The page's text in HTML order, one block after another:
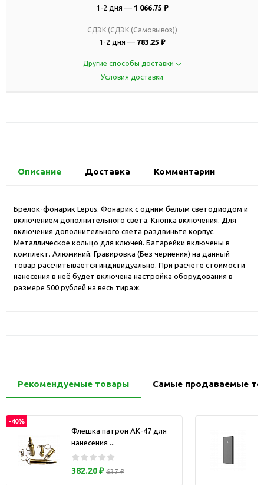
1-2 дня — 1 066.75 ₽
СДЭК (СДЭК (Самовывоз))
1-2 дня — 783.25 ₽
Другие способы доставки
Условия доставки
Описание Доставка Комментарии
Брелок-фонарик Lepus. Фонарик с одним белым светодиодом и
включением дополнительного света. Кнопка включения. Для
включения дополнительного света раздвиньте корпус.
Металлическое кольцо для ключей. Батарейки включены в
комплект. Алюминий. Гравировка (Без чернения) на данный
товар рассчитывается индивидуально. При расчете стоимости
нанесения в неё будет включена настройка оборудования в
размере 500 рублей на весь тираж.
Рекомендуемые товары Самые продаваемые
-40%
Флешка патрон АК-47 для
нанесения ...
382.20 ₽ 637 ₽